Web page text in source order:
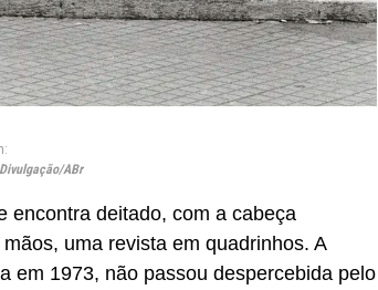
ABr
encontra deitado, com a cabeça
uma revista em quadrinhos. A
em 1973, não passou despercebida pelo